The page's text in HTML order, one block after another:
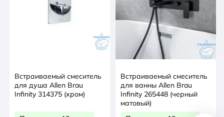
Встраиваемый смеситель
для душа Allen Brau
Infinity 314375 (хром)
Встраиваемый смеситель
для ванны Allen Brau
Infinity 265448 (черный
матовый)